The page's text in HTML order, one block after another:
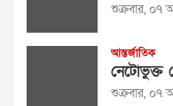
শুক্রবার,
আন্তর্জাতিক
নেটোভুক্ত
শুক্রবার,